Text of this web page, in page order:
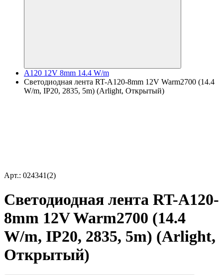
A120 12V 8mm 14.4 W/m
Светодиодная лента RT-A120-8mm 12V Warm2700 (14.4
W/m, IP20, 2835, 5m) (Arlight, Открытый)
Арт.: 024341(2)
Светодиодная лента RT-A120-
8mm 12V Warm2700 (14.4
W/m, IP20, 2835, 5m) (Arlight,
Открытый)